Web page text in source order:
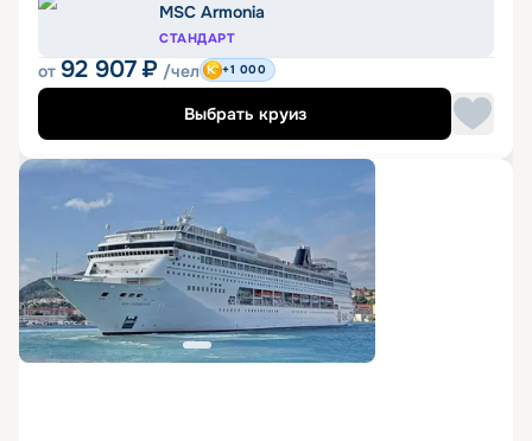
MSC Armonia
СТАНДАРТ
от 92 907 ₽ /чел +1 000
Выбрать круиз